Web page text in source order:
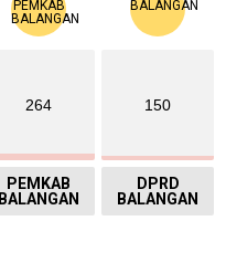
264
PEMKAB
BALANGAN
150
DPRD
BALANGAN